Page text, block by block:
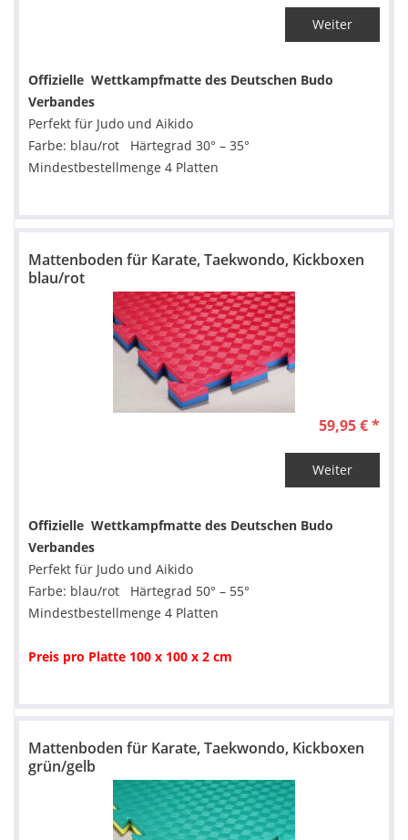
Weiter
Offizielle Wettkampfmatte des Deutschen Budo
Verbandes
Perfekt für Judo und Aikido
Farbe: blau/rot Härtegrad 30° – 35°
Mindestbestellmenge 4 Platten
Mattenboden für Karate, Taekwondo, Kickboxen
blau/rot
59,95 € *
Weiter
Offizielle Wettkampfmatte des Deutschen Budo
Verbandes
Perfekt für Judo und Aikido
Farbe: blau/rot Härtegrad 50° – 55°
Mindestbestellmenge 4 Platten
Preis pro Platte 100 x 100 x 2 cm
Mattenboden für Karate, Taekwondo, Kickboxen
grün/gelb